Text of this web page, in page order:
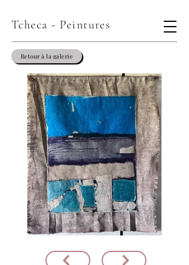
Tcheca - Peintures
Retour à la galerie